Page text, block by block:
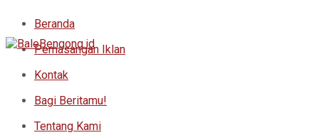
Beranda
Pemasangan Iklan
Kontak
Bagi Beritamu!
Tentang Kami